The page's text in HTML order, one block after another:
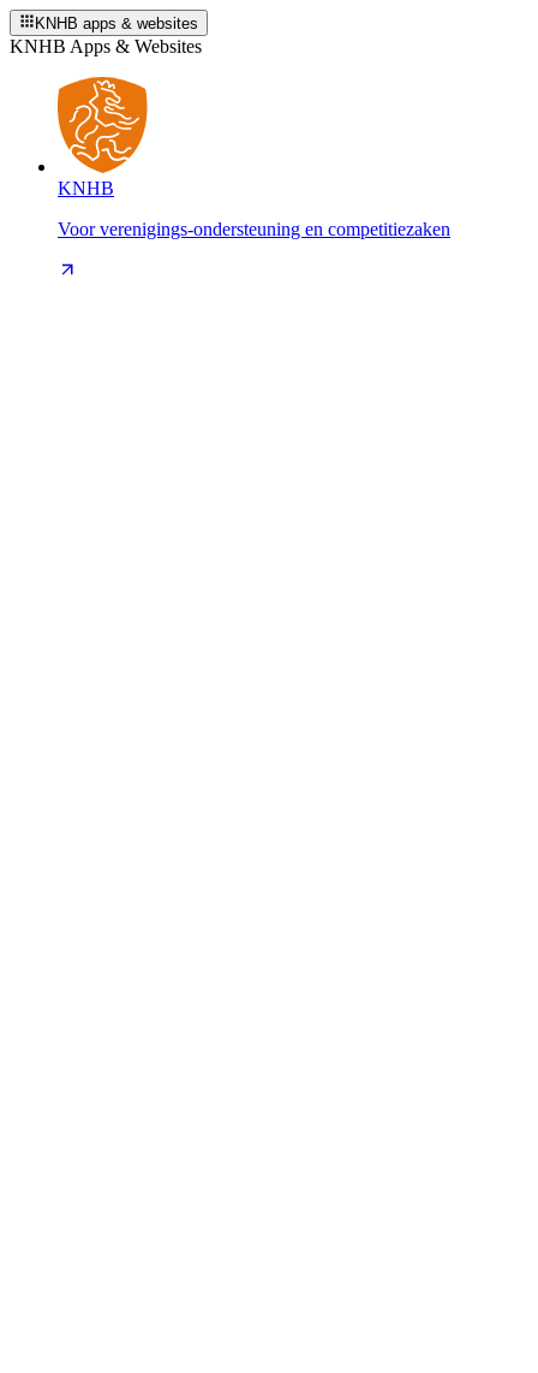
KNHB apps & websites
KNHB Apps & Websites
KNHB
Voor verenigings-ondersteuning en competitiezaken